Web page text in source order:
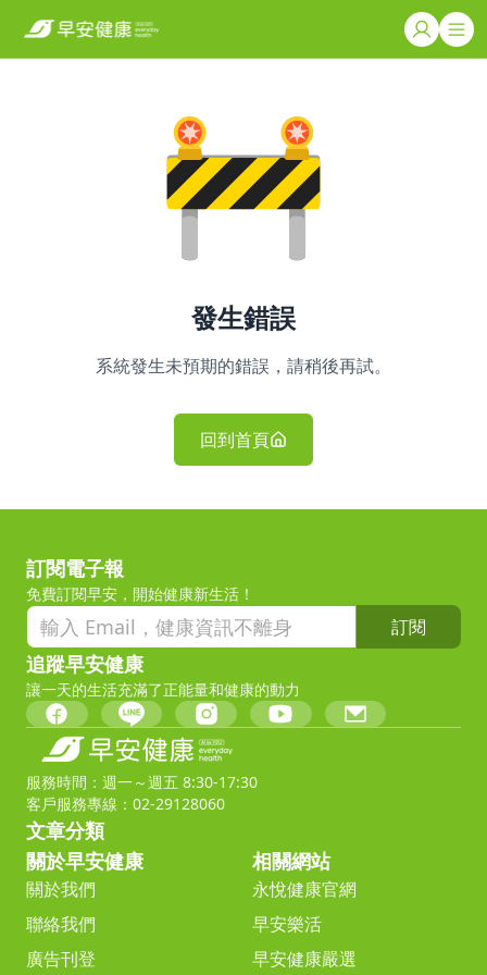
發生錯誤
系統發生未預期的錯誤，請稍後再試。
回到首頁
訂閱電子報
免費訂閱早安，開始健康新生活！
訂閱
追蹤早安健康
讓一天的生活充滿了正能量和健康的動力
服務時間：週一～週五 8:30-17:30
客戶服務專線：02-29128060
文章分類
關於早安健康
關於我們
聯絡我們
廣告刊登
相關網站
永悅健康官網
早安樂活
早安健康嚴選